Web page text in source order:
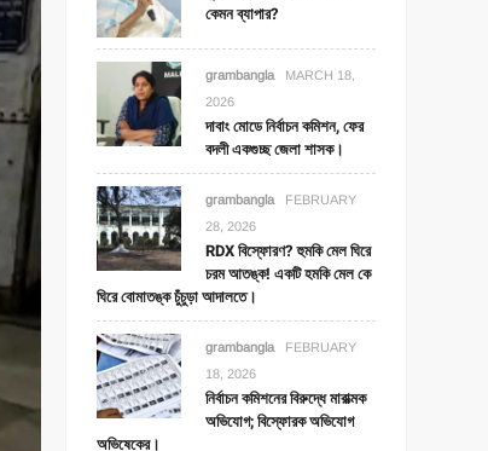
কেমন ব্যাপার?
grambangla
MARCH 18,
2026
দাবাং মোডে নির্বাচন কমিশন, ফের
বদলী একগুচ্ছ জেলা শাসক।
grambangla
FEBRUARY
28, 2026
RDX বিস্ফোরণ? হুমকি মেল ঘিরে
চরম আতঙ্ক! একটি হমকি মেল কে
ঘিরে বোমাতঙ্ক চুঁচুড়া আদালতে।
grambangla
FEBRUARY
18, 2026
নির্বাচন কমিশনের বিরুদ্ধে মারাত্মক
অভিযোগ; বিস্ফোরক অভিযোগ
অভিষেকের।